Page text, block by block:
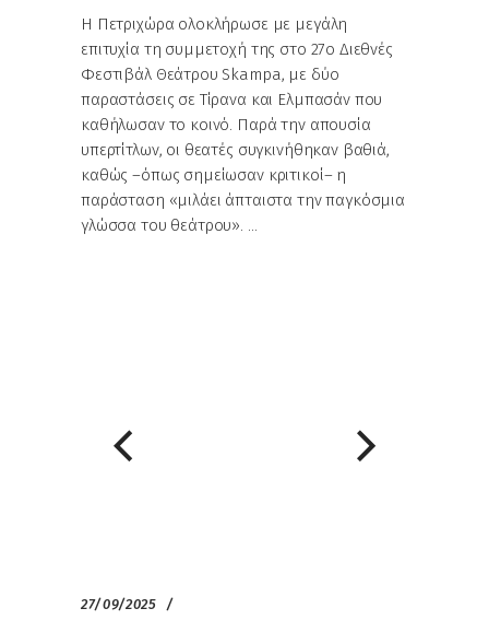
Η Πετριχώρα ολοκλήρωσε με μεγάλη
επιτυχία τη συμμετοχή της στο 27ο Διεθνές
Φεστιβάλ Θεάτρου Skampa, με δύο
παραστάσεις σε Τίρανα και Ελμπασάν που
καθήλωσαν το κοινό. Παρά την απουσία
υπερτίτλων, οι θεατές συγκινήθηκαν βαθιά,
καθώς –όπως σημείωσαν κριτικοί– η
παράσταση «μιλάει άπταιστα την παγκόσμια
γλώσσα του θεάτρου».
27/09/2025